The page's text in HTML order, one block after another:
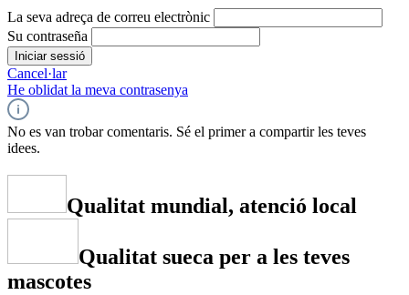
La seva adreça de correu electrònic
Su contraseña
Iniciar sessió
Cancel·lar
He oblidat la meva contrasenya
No es van trobar comentaris. Sé el primer a compartir les teves
idees.
Qualitat mundial, atenció local
Qualitat sueca per a les teves
mascotes